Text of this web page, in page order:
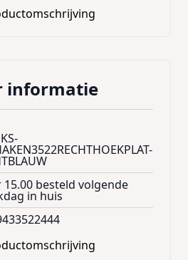
informatie
15.00 besteld volgende
in huis